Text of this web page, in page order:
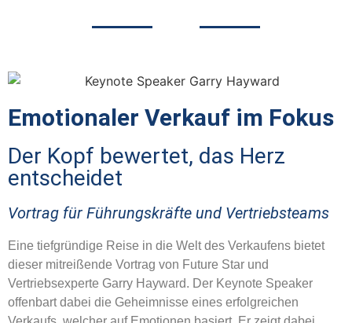
Emotionaler Verkauf im Fokus
Der Kopf bewertet, das Herz
entscheidet
Vortrag für Führungskräfte und Vertriebsteams
Eine tiefgründige Reise in die Welt des Verkaufens bietet
dieser mitreißende Vortrag von Future Star und
Vertriebsexperte Garry Hayward. Der Keynote Speaker
offenbart dabei die Geheimnisse eines erfolgreichen